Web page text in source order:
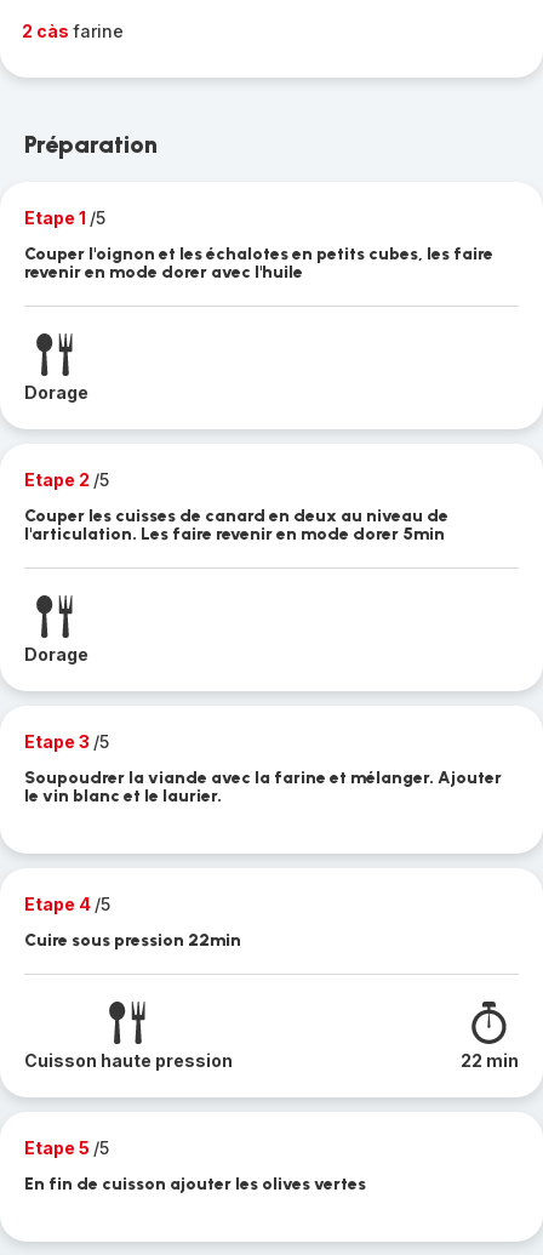
2 càs farine
Préparation
Etape 1 /5
Couper l'oignon et les échalotes en petits cubes, les faire
revenir en mode dorer avec l'huile
Dorage
Etape 2 /5
Couper les cuisses de canard en deux au niveau de
l'articulation. Les faire revenir en mode dorer 5min
Dorage
Etape 3 /5
Soupoudrer la viande avec la farine et mélanger. Ajouter
le vin blanc et le laurier.
Etape 4 /5
Cuire sous pression 22min
Cuisson haute pression 22 min
Etape 5 /5
En fin de cuisson ajouter les olives vertes